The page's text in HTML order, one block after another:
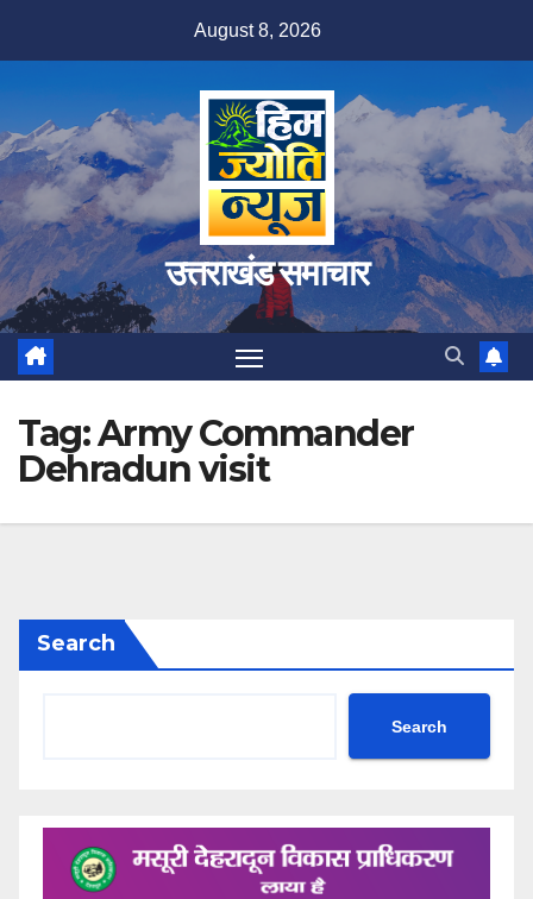
August 8, 2026
उत्तराखंड समाचार
Tag:Army Commander
Dehradun visit
Search
Search